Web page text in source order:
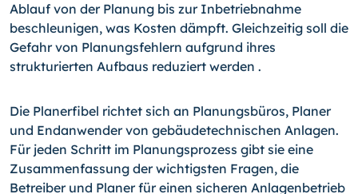
Ablauf von der Planung bis zur Inbetriebnahme
beschleunigen, was Kosten dämpft. Gleichzeitig soll die
Gefahr von Planungsfehlern aufgrund ihres
strukturierten Aufbaus reduziert werden .
Die Planerfibel richtet sich an Planungsbüros, Planer
und Endanwender von gebäudetechnischen Anlagen.
Für jeden Schritt im Planungsprozess gibt sie eine
Zusammenfassung der wichtigsten Fragen, die
Betreiber und Planer für einen sicheren Anlagenbetrieb